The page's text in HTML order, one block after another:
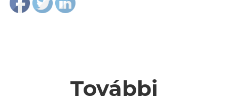
További